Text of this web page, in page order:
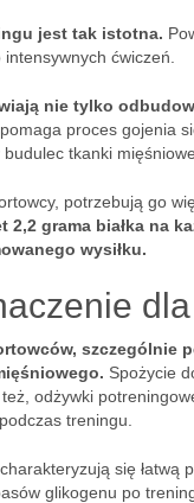
jest tak istotna.
ćwiczeń.
nie tylko
proces
tkanki
potrzebują go
grama białka na
wysiłku.
szczególnie
Spożycie
odżywki
treningu.
, charakteryzują się
glikogenu po